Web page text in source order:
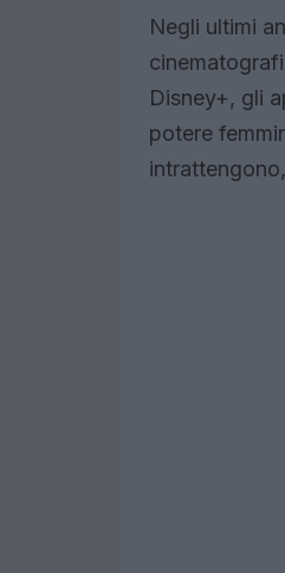
Negli ultimi
Disney+, gli
potere